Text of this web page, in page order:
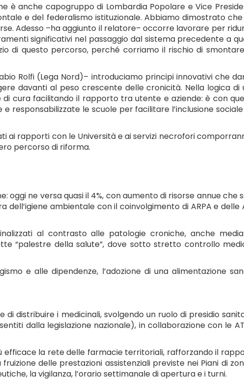
è anche capogruppo di Lombardia Popolare e Vice
e del federalismo istituzionale. Abbiamo dimostrato
Adesso –ha aggiunto il relatore– occorre lavorare per
significativi nel passaggio dal sistema precedente a
di questo percorso, perché corriamo il rischio di
Rolfi (Lega Nord)– introduciamo principi innovativi che
davanti al peso crescente delle cronicità. Nella logica di
cura facilitando il rapporto tra utente e aziende: è con
le scuole per facilitare l’inclusione
ai rapporti con le Università e ai servizi necrofori
percorso di riforma.
ne versa quasi il 4%, con aumento di risorse annue che
ambientale con il coinvolgimento di ARPA e delle
al contrasto alle patologie croniche, anche
“palestre della salute”, dove sotto stretto controllo
e alle dipendenze, l’adozione di una alimentazione
distribuire i medicinali, svolgendo un ruolo di presidio
dalla legislazione nazionale), in collaborazione con le
efficace la rete delle farmacie territoriali, rafforzando il
delle prestazioni assistenziali previste nei Piani di
la vigilanza, l’orario settimanale di apertura e i turni.